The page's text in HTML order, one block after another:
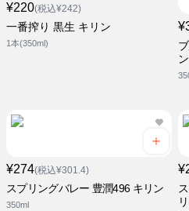
¥220(税込¥242)
一番搾り 黒生 キリン
1本(350ml)
ン
¥274(税込¥301.4)
スプリングバレー 豊潤496 キリン
350ml